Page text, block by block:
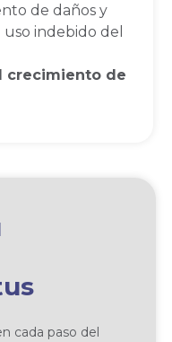
de daños y
indebido del
crecimiento de
cada paso del